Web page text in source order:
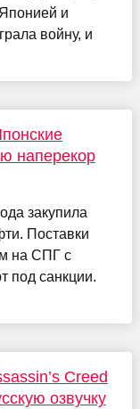
и
войну, и
наперекор
закупила
Поставки
на СПГ с
под санкции.
Creed
озвучку